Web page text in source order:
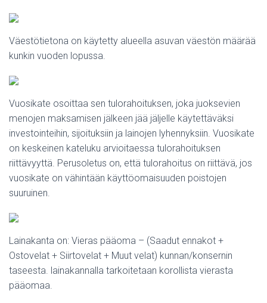
Väestötietona on käytetty alueella asuvan väestön määrää
kunkin vuoden lopussa.
Vuosikate osoittaa sen tulorahoituksen, joka juoksevien
menojen maksamisen jälkeen jää jäljelle käytettäväksi
investointeihin, sijoituksiin ja lainojen lyhennyksiin. Vuosikate
on keskeinen kateluku arvioitaessa tulorahoituksen
riittävyyttä. Perusoletus on, että tulorahoitus on riittävä, jos
vuosikate on vähintään käyttöomaisuuden poistojen
suuruinen.
Lainakanta on: Vieras pääoma – (Saadut ennakot +
Ostovelat + Siirtovelat + Muut velat) kunnan/konsernin
taseesta. lainakannalla tarkoitetaan korollista vierasta
pääomaa.